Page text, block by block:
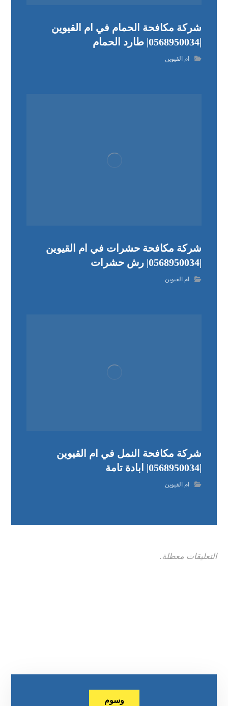
شركة مكافحة الحمام في ام القيوين
|0568950034| طارد الحمام
ام القيوين
شركة مكافحة حشرات في ام القيوين
|0568950034| رش حشرات
ام القيوين
شركة مكافحة النمل في ام القيوين
|0568950034| ابادة تامة
ام القيوين
التعليقات معطلة.
وسوم